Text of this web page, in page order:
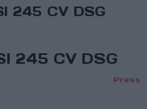
245 CV DSG
Press